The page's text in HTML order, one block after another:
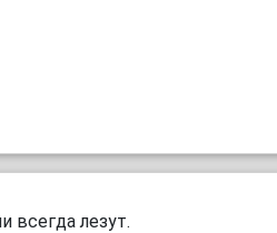
всегда лезут.